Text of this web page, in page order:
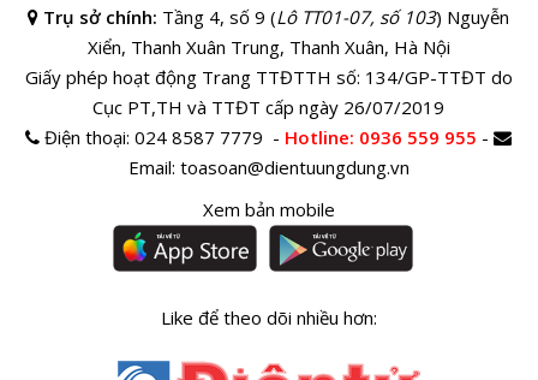
Trụ sở chính: Tầng 4, số 9 (Lô TT01-07, số 103) Nguyễn
Xiển, Thanh Xuân Trung, Thanh Xuân, Hà Nội
Giấy phép hoạt động Trang TTĐTTH số: 134/GP-TTĐT do
Cục PT,TH và TTĐT cấp ngày 26/07/2019
Điện thoại:024 8587 7779 - Hotline: 0936 559 955 -
Email: toasoan@dientuungdung.vn
Xem bản mobile
Like để theo dõi nhiều hơn: